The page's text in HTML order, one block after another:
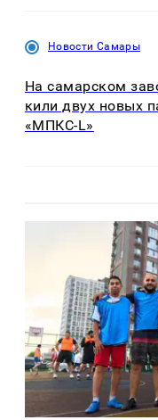
Новости Самары
На самарском
кили двух новых
«МПКС-L»